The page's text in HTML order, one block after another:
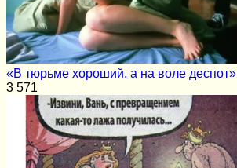
«В тюрьме хороший, а на воле деспот»
3 571